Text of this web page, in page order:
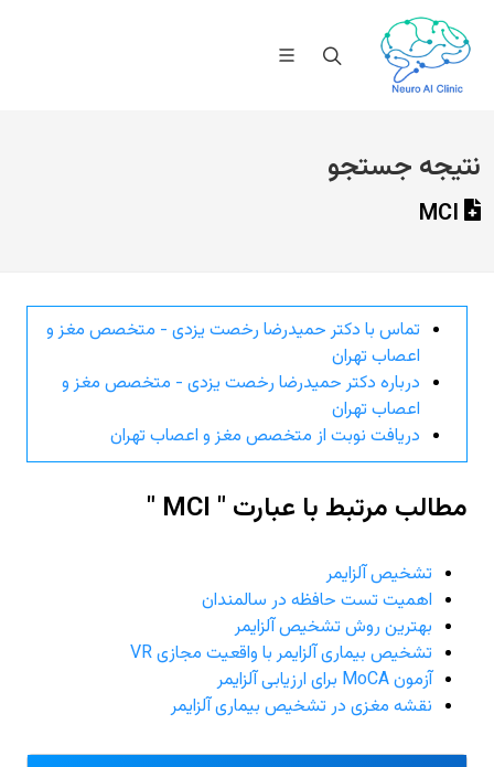
نتیجه جستجو
تماس با دکتر حمیدرضا رخصت یزدی - متخصص مغز و
اعصاب تهران
درباره دکتر حمیدرضا رخصت یزدی - متخصص مغز و
اعصاب تهران
دریافت نوبت از متخصص مغز و اعصاب تهران
مطالب مرتبط با عبارت " MCI "
تشخیص آلزایمر
اهمیت تست حافظه در سالمندان
بهترین روش تشخیص آلزایمر
تشخیص بیماری آلزایمر با واقعیت مجازی VR
آزمون MoCA برای ارزیابی آلزایمر
نقشه مغزی در تشخیص بیماری آلزایمر